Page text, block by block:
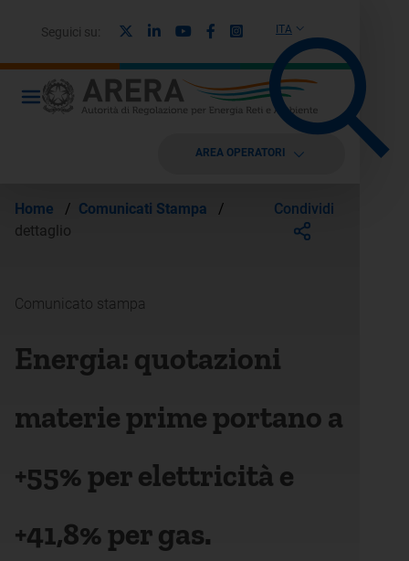
ITA
Seguici su: LinkedinYoutubeFacebook
Instagram
AREA OPERATORI
Home / Comunicati Stampa
/
dettaglio
Condividi
Comunicato stampa
Energia: quotazioni
materie prime portano a
+55% per elettricità e
+41,8% per gas.